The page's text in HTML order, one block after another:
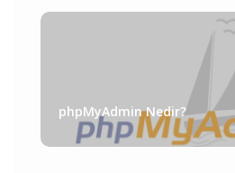
phpMyAdmin Nedir?